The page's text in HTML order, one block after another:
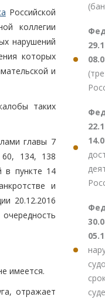
Российской
коллегии
нарушений
которых
и
таких
главы 7
60, 134, 138
в пункте 14
и
20.12.2016
имеется.
отражает